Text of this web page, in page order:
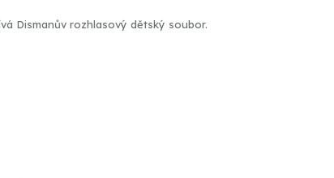
Dismanův rozhlasový dětský soubor.